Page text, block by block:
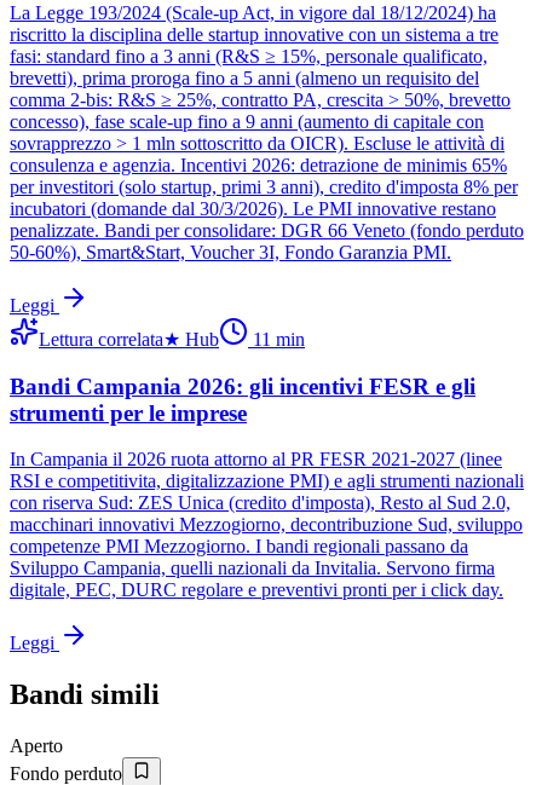
La Legge 193/2024 (Scale-up Act, in vigore dal 18/12/2024) ha
riscritto la disciplina delle startup innovative con un sistema a tre
fasi: standard fino a 3 anni (R&S ≥ 15%, personale qualificato,
brevetti), prima proroga fino a 5 anni (almeno un requisito del
comma 2-bis: R&S ≥ 25%, contratto PA, crescita > 50%, brevetto
concesso), fase scale-up fino a 9 anni (aumento di capitale con
sovrapprezzo > 1 mln sottoscritto da OICR). Escluse le attività di
consulenza e agenzia. Incentivi 2026: detrazione de minimis 65%
per investitori (solo startup, primi 3 anni), credito d'imposta 8% per
incubatori (domande dal 30/3/2026). Le PMI innovative restano
penalizzate. Bandi per consolidare: DGR 66 Veneto (fondo perduto
50-60%), Smart&Start, Voucher 3I, Fondo Garanzia PMI.
Leggi
Lettura correlata★ Hub 11 min
Bandi Campania 2026: gli incentivi FESR e gli
strumenti per le imprese
In Campania il 2026 ruota attorno al PR FESR 2021-2027 (linee
RSI e competitivita, digitalizzazione PMI) e agli strumenti nazionali
con riserva Sud: ZES Unica (credito d'imposta), Resto al Sud 2.0,
macchinari innovativi Mezzogiorno, decontribuzione Sud, sviluppo
competenze PMI Mezzogiorno. I bandi regionali passano da
Sviluppo Campania, quelli nazionali da Invitalia. Servono firma
digitale, PEC, DURC regolare e preventivi pronti per i click day.
Leggi
Bandi simili
Aperto
Fondo perduto